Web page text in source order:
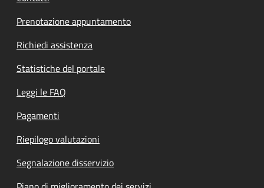
Prenotazione appuntamento
Richiedi assistenza
Statistiche del portale
Leggi le FAQ
Pagamenti
Riepilogo valutazioni
Segnalazione disservizio